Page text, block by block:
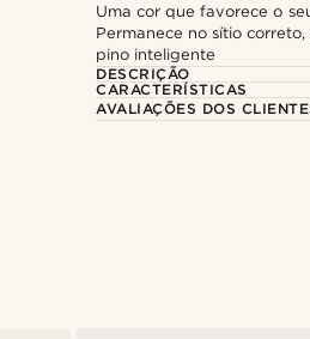
Uma cor que favorece o
Permanece no sítio
pino inteligente
DESCRIÇÃO
CARACTERÍSTICAS
AVALIAÇÕES DOS